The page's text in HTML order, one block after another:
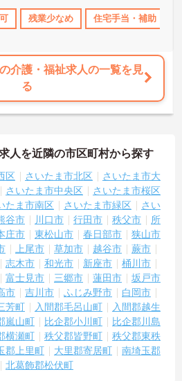
格取得サポート 研修制度あり
されており、髪色やネイルが原則自由
にできる環境のもとで末永くご活躍い
プが期待できます】
応じて賞与とは別に支給される特別報
が直接収入として還元されます。
への貢献度が公正に評価される仕組み
共有を徹底し、職種の垣根を超えて協
の体調や業務連絡を丁寧に共有するこ
に連携できる仕組みが構築されていま
フォローし合える風通しの良い職場と
年という高い定着率につながっていま
体制のもと、専門的なケアスキルを磨
が常駐し、医療機関とも連携している
対応できる安心・安全なサービス提供
習は勤務時間内で受講できる場合が多
えながら着実に専門性を高められま
残業少なめ 住宅手当・補助
介護・福祉求人の一覧を見
る
人を近隣の市区町村から探す
区 さいたま市北区
さいたま市大
さいたま市中央区
さいたま市桜区
たま市南区 さいたま市緑区
さい
谷市 川口市 行田市 秩父市
所
庄市 東松山市 春日部市
狭山市
上尾市 草加市 越谷市
蕨市
志木市 和光市 新座市
桶川市
富士見市 三郷市 蓮田市
坂戸市
市 吉川市 ふじみ野市
白岡市
芳町 入間郡毛呂山町
入間郡越生
嵐山町 比企郡小川町
比企郡川島
横瀬町 秩父郡皆野町
秩父郡東秩
郡上里町 大里郡寄居町
南埼玉郡
北葛飾郡松伏町